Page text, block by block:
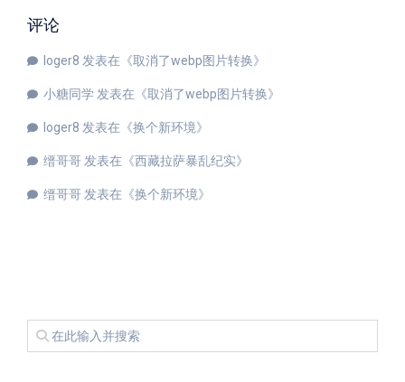
评论
loger8 发表在《取消了webp图片转换》
小糖同学发表在《取消了webp图片转换》
loger8 发表在《换个新环境》
缙哥哥发表在《西藏拉萨暴乱纪实》
缙哥哥发表在《换个新环境》